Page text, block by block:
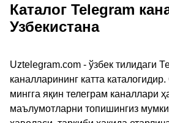
Каталог Telegram
Узбекистана
Uztelegram.com - ўзбек тилидаги
каналларининг катта
мингга яқин телеграм каналлари
маълумотларни топишингиз